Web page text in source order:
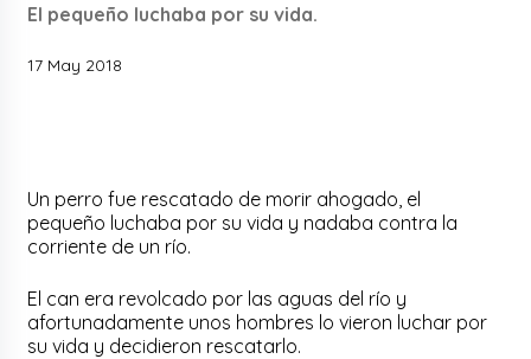
El pequeño luchaba por su vida.
17 May 2018
Un perro fue rescatado de morir ahogado, el
pequeño luchaba por su vida y nadaba contra la
corriente de un río.
El can era revolcado por las aguas del río y
afortunadamente unos hombres lo vieron luchar por
su vida y decidieron rescatarlo.